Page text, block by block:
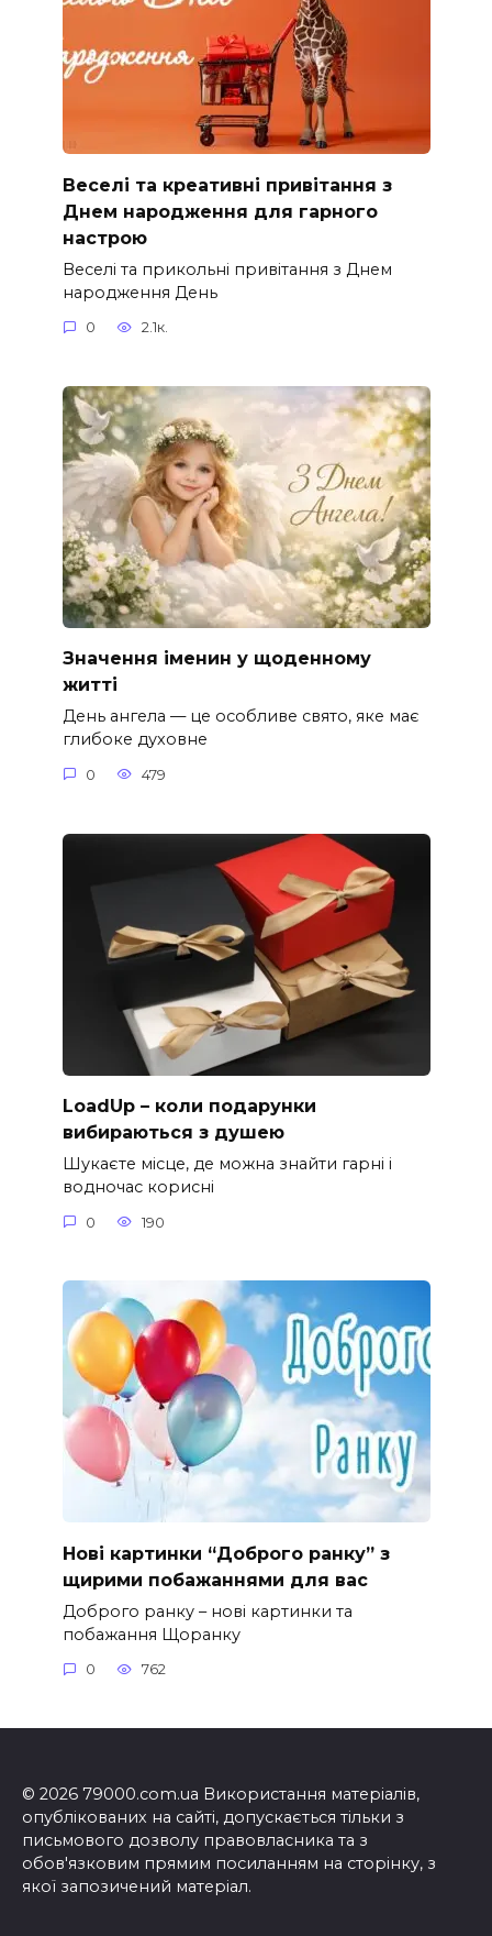
Веселі та креативні привітання з
Днем народження для гарного
настрою
Веселі та прикольні привітання з Днем
народження День
0 2.1к.
Значення іменин у щоденному
житті
День ангела — це особливе свято, яке має
глибоке духовне
0 479
LoadUp – коли подарунки
вибираються з душею
Шукаєте місце, де можна знайти гарні і
водночас корисні
0 190
Нові картинки “Доброго ранку” з
щирими побажаннями для вас
Доброго ранку – нові картинки та
побажання Щоранку
0 762
© 2026 79000.com.ua Використання матеріалів,
опублікованих на сайті, допускається тільки з
письмового дозволу правовласника та з
обов'язковим прямим посиланням на сторінку, з
якої запозичений матеріал.